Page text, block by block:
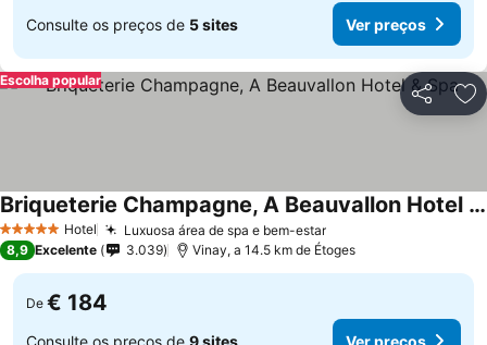
Consulte os preços de 5 sites Ver preços
Partilhar
Escolha popular
5 Estrelas Hotel Luxuosa área de spa e bem-estar
Briqueterie Champagne, A Beauvallon Hotel & Spa
8,9 Excelente 3.039 Vinay, a 14.5 km de Étoges
De € 184
Consulte os preços de 9 sites Ver preços